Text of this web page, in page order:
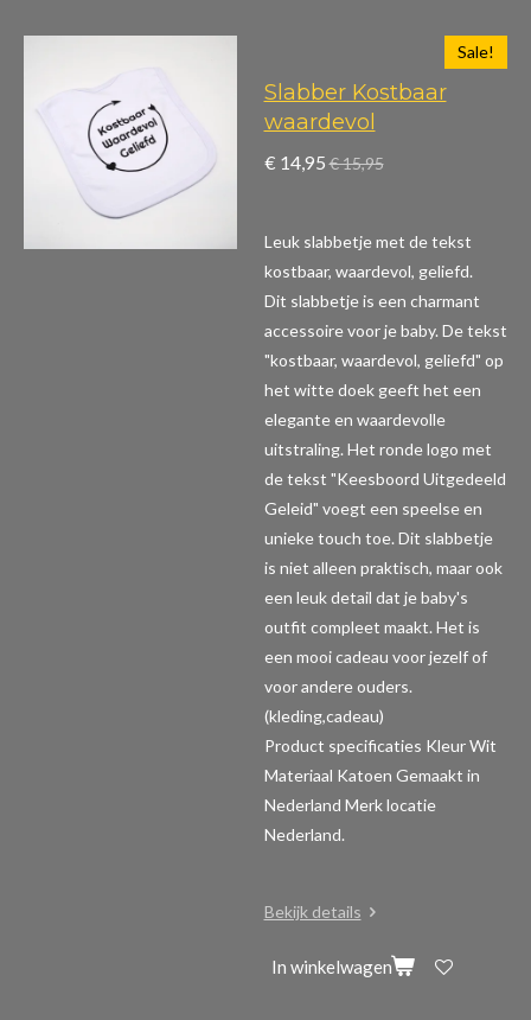
Sale!
Slabber Kostbaar
waardevol
€ 14,95 € 15,95
Leuk slabbetje met de tekst
kostbaar, waardevol, geliefd.
Dit slabbetje is een charmant
accessoire voor je baby. De tekst
"kostbaar, waardevol, geliefd" op
het witte doek geeft het een
elegante en waardevolle
uitstraling. Het ronde logo met
de tekst "Keesboord Uitgedeeld
Geleid" voegt een speelse en
unieke touch toe. Dit slabbetje
is niet alleen praktisch, maar ook
een leuk detail dat je baby's
outfit compleet maakt. Het is
een mooi cadeau voor jezelf of
voor andere ouders.
(kleding,cadeau)
Product specificaties Kleur Wit
Materiaal Katoen Gemaakt in
Nederland Merk locatie
Nederland.
Bekijk details
In winkelwagen